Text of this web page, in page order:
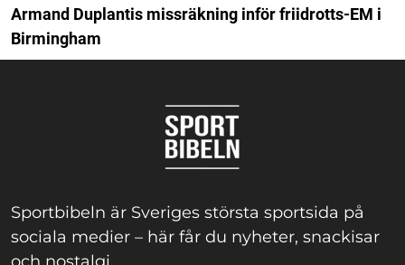
Armand Duplantis missräkning inför friidrotts-EM i
Birmingham
Sportbibeln är Sveriges största sportsida på
sociala medier – här får du nyheter, snackisar